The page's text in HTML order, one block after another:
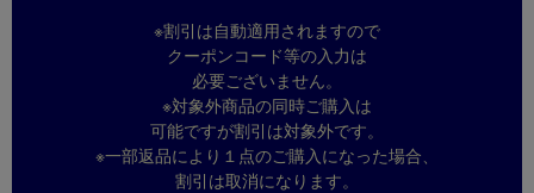
※割引は自動適用されますので
クーポンコード等の入力は
必要ございません。
※対象外商品の同時ご購入は
可能ですが割引は対象外です。
※一部返品により１点のご購入になった場合、
割引は取消になります。